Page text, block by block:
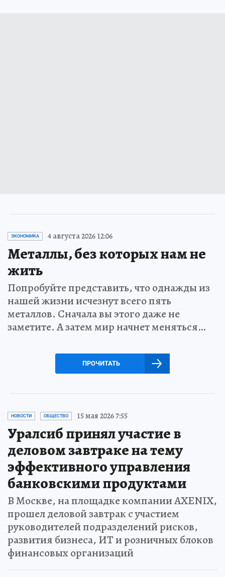
ЭКОНОМИКА 4 августа 2026 12:06
Металлы, без которых нам не
жить
Попробуйте представить, что однажды из
нашей жизни исчезнут всего пять
металлов. Сначала вы этого даже не
заметите. А затем мир начнет меняться…
ПРОЧИТАТЬ
НОВОСТИ ОБЩЕСТВО 15 мая 2026 7:55
Уралсиб принял участие в
деловом завтраке на тему
эффективного управления
банковскими продуктами
В Москве, на площадке компании AXENIX,
прошел деловой завтрак с участием
руководителей подразделений рисков,
развития бизнеса, ИТ и розничных блоков
финансовых организаций